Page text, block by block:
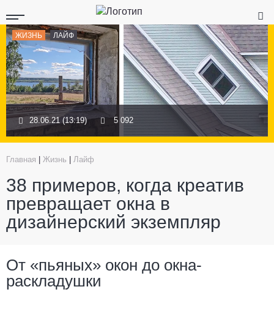
ЖИЗНЬ ЛАЙФ
28.06.21 (13:19) 5 092
Главная Жизнь Лайф
38 примеров, когда креатив
превращает окна в
дизайнерский экземпляр
От «пьяных» окон до окна-
раскладушки